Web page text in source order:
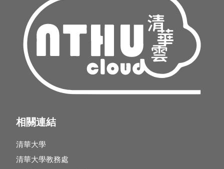
相關連結
清華大學
清華大學教務處